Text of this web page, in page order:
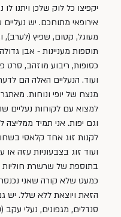
יקפיצו כל לוק שלכן ויתנו
אירופאי מתוחכם. יש
מעוגל, קטום, שפיץ (לערב),
תוספות מעניינות - אבן
כסופות, ריבוע מוזהב, סרט
ועוד. הנעליים האלה הם
מנצח של יופי ונוחות.
למצוא עם לקוחות נעליים
וגם יפות. אני תמיד ממליצה
לקנות זוג אחד קלאסי
ועוד זוג בצבעוניות עזה או
בתוספת של שרשרת חוליות
כמעט שלא קורה שאני
הזאת ויוצאת ללא שלל. יש
סנדלים, מגפונים, נעלי עקב